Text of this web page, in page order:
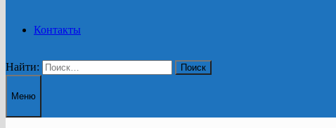
Контакты
Найти:
Меню